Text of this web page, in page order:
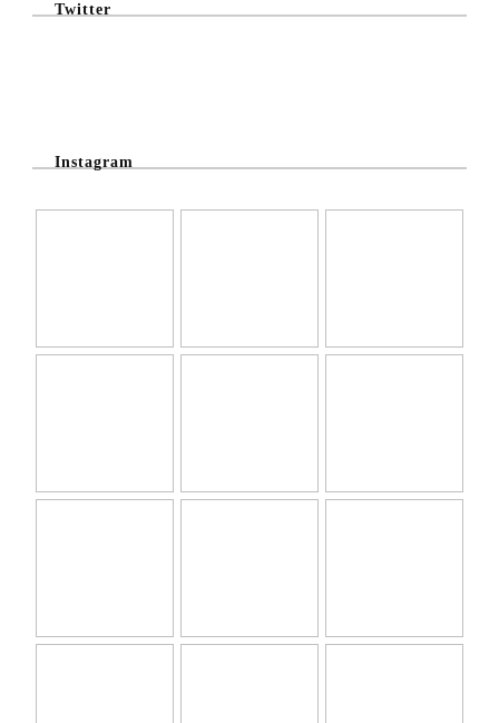
Twitter
Instagram